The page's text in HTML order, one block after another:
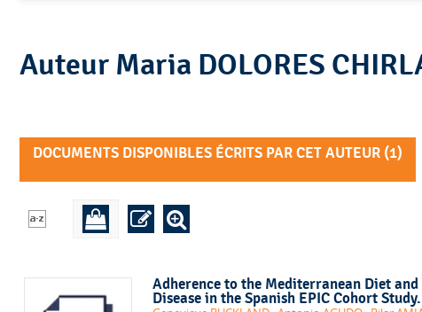
Auteur Maria DOLORES
DOCUMENTS DISPONIBLES ÉCRITS PAR CET AUTEUR (1)
Adherence to the Mediterranean Diet
Disease in the Spanish EPIC Cohort Study.